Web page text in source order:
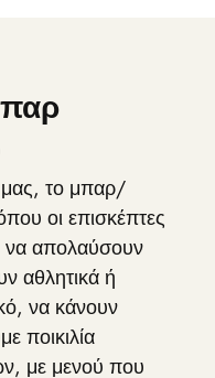
μας, το μπαρ/
οι επισκέπτες
απολαύσουν
αθλητικά ή
να κάνουν
ποικιλία
με μενού που